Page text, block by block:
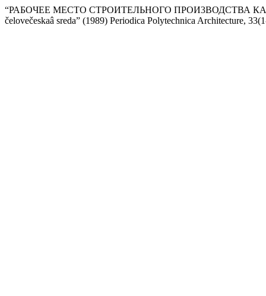
“РАБОЧЕЕ МЕСТО СТРОИТЕЛЬНОГО ПРОИ3ВОДСТВА КАК
čelovečeskaâ sreda” (1989) Periodica Polytechnica Architecture,